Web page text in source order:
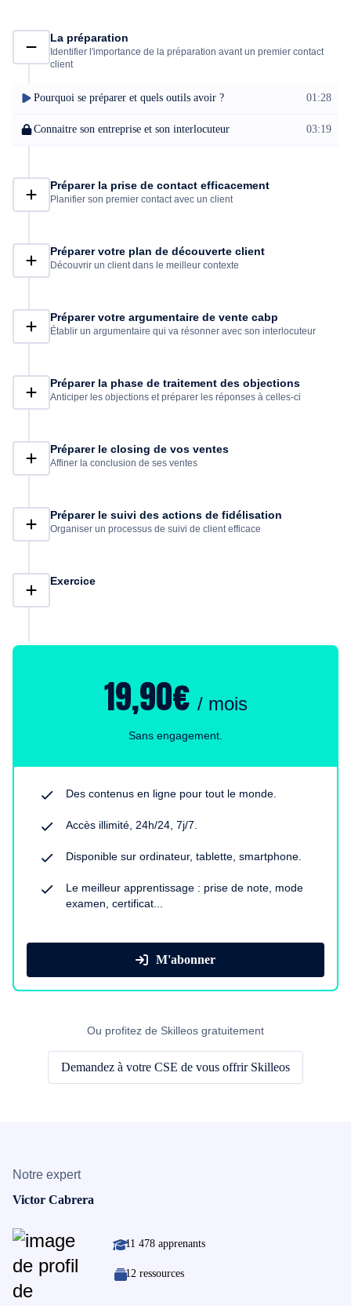
La préparation
Identifier l'importance de la préparation avant un premier contact
client
Pourquoi se préparer et quels outils avoir ? 01:28
Connaitre son entreprise et son interlocuteur 03:19
Préparer la prise de contact efficacement
Planifier son premier contact avec un client
Préparer votre plan de découverte client
Découvrir un client dans le meilleur contexte
Préparer votre argumentaire de vente cabp
Établir un argumentaire qui va résonner avec son interlocuteur
Préparer la phase de traitement des objections
Anticiper les objections et préparer les réponses à celles-ci
Préparer le closing de vos ventes
Affiner la conclusion de ses ventes
Préparer le suivi des actions de fidélisation
Organiser un processus de suivi de client efficace
Exercice
19,90€ / mois
Sans engagement.
Des contenus en ligne pour tout le monde.
Accès illimité, 24h/24, 7j/7.
Disponible sur ordinateur, tablette, smartphone.
Le meilleur apprentissage : prise de note, mode
examen, certificat...
M'abonner
Ou profitez de Skilleos gratuitement
Demandez à votre CSE de vous offrir Skilleos
Notre expert
Victor Cabrera
11 478 apprenants
12 ressources